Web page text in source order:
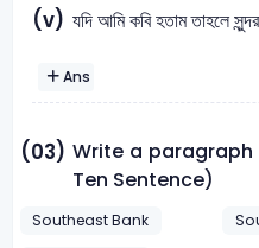
(v) যদি আমি কবি হতাম তাহলে
Ans
(03) Write a
Ten Sentence)
Southeast Bank